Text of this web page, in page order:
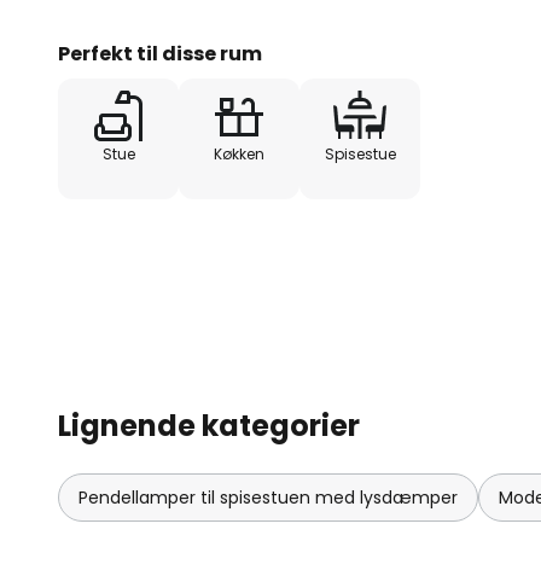
Perfekt til disse rum
Stue Køkken Spisestue
Lignende kategorier
Pendellamper til spisestuen med lysdæmper